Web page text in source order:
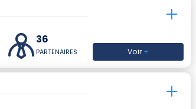
36
PARTENAIRES Voir+